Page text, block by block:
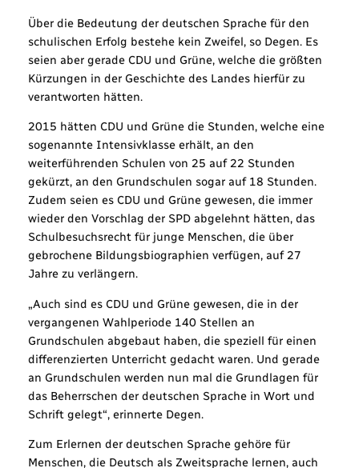
Über die Bedeutung der deutschen Sprache für den
schulischen Erfolg bestehe kein Zweifel, so Degen. Es
seien aber gerade CDU und Grüne, welche die größten
Kürzungen in der Geschichte des Landes hierfür zu
verantworten hätten.
2015 hätten CDU und Grüne die Stunden, welche eine
sogenannte Intensivklasse erhält, an den
weiterführenden Schulen von 25 auf 22 Stunden
gekürzt, an den Grundschulen sogar auf 18 Stunden.
Zudem seien es CDU und Grüne gewesen, die immer
wieder den Vorschlag der SPD abgelehnt hätten, das
Schulbesuchsrecht für junge Menschen, die über
gebrochene Bildungsbiographien verfügen, auf 27
Jahre zu verlängern.
„Auch sind es CDU und Grüne gewesen, die in der
vergangenen Wahlperiode 140 Stellen an
Grundschulen abgebaut haben, die speziell für einen
differenzierten Unterricht gedacht waren. Und gerade
an Grundschulen werden nun mal die Grundlagen für
das Beherrschen der deutschen Sprache in Wort und
Schrift gelegt“, erinnerte Degen.
Zum Erlernen der deutschen Sprache gehöre für
Menschen, die Deutsch als Zweitsprache lernen, auch